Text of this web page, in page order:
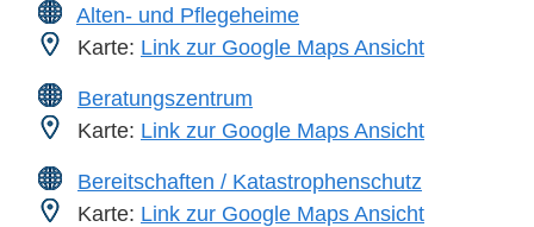
Alten- und Pflegeheime
Karte: Link zur Google Maps Ansicht
Beratungszentrum
Karte: Link zur Google Maps Ansicht
Bereitschaften / Katastrophenschutz
Karte: Link zur Google Maps Ansicht